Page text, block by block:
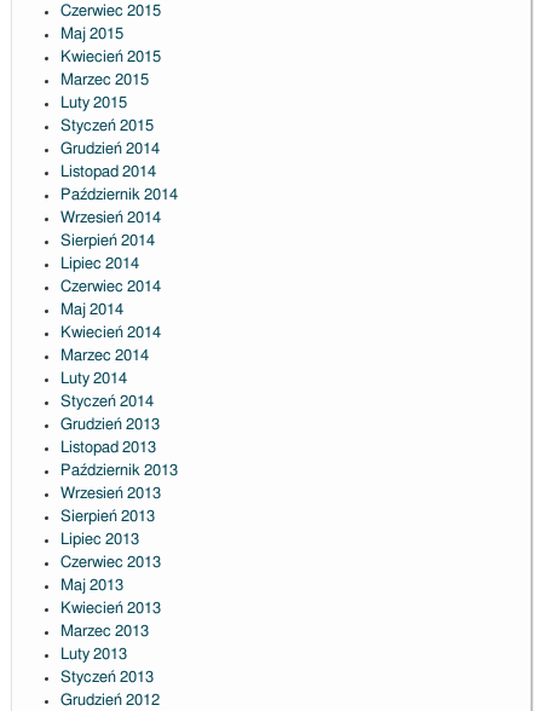
Czerwiec 2015
Maj 2015
Kwiecień 2015
Marzec 2015
Luty 2015
Styczeń 2015
Grudzień 2014
Listopad 2014
Październik 2014
Wrzesień 2014
Sierpień 2014
Lipiec 2014
Czerwiec 2014
Maj 2014
Kwiecień 2014
Marzec 2014
Luty 2014
Styczeń 2014
Grudzień 2013
Listopad 2013
Październik 2013
Wrzesień 2013
Sierpień 2013
Lipiec 2013
Czerwiec 2013
Maj 2013
Kwiecień 2013
Marzec 2013
Luty 2013
Styczeń 2013
Grudzień 2012